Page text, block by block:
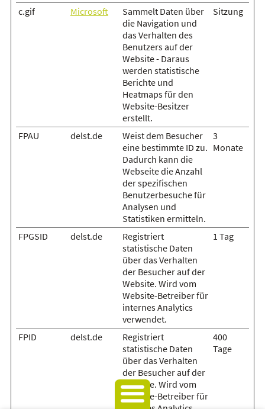
c.gif Microsoft
Sammelt Daten über
die Navigation und
das Verhalten des
Benutzers auf der
Website - Daraus
werden statistische
Berichte und
Heatmaps für den
Website-Besitzer
erstellt.
Sitzung
FPAU delst.de
Weist dem Besucher
eine bestimmte ID zu.
Dadurch kann die
Webseite die Anzahl
der spezifischen
Benutzerbesuche für
Analysen und
Statistiken ermitteln.
3
Monate
FPGSID delst.de
Registriert
statistische Daten
über das Verhalten
der Besucher auf der
Website. Wird vom
Website-Betreiber für
internes Analytics
verwendet.
1 Tag
FPID delst.de
Registriert
statistische Daten
über das Verhalten
der Besucher auf der
Website. Wird vom
Website-Betreiber für
400
Tage